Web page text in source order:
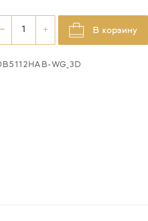
В корзину
WG_3D